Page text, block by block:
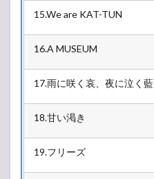
15.We are KAT-TUN
16.A MUSEUM
17.雨に咲く哀、夜に泣く藍
18.甘い渇き
19.フリーズ